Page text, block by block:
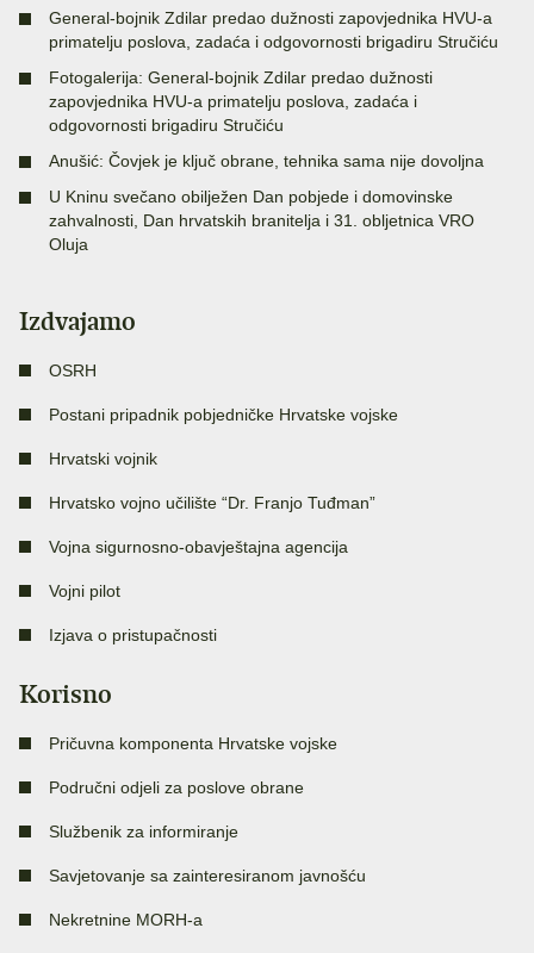
General-bojnik Zdilar predao dužnosti zapovjednika HVU-a
primatelju poslova, zadaća i odgovornosti brigadiru Stručiću
Fotogalerija: General-bojnik Zdilar predao dužnosti
zapovjednika HVU-a primatelju poslova, zadaća i
odgovornosti brigadiru Stručiću
Anušić: Čovjek je ključ obrane, tehnika sama nije dovoljna
U Kninu svečano obilježen Dan pobjede i domovinske
zahvalnosti, Dan hrvatskih branitelja i 31. obljetnica VRO
Oluja
Izdvajamo
OSRH
Postani pripadnik pobjedničke Hrvatske vojske
Hrvatski vojnik
Hrvatsko vojno učilište “Dr. Franjo Tuđman”
Vojna sigurnosno-obavještajna agencija
Vojni pilot
Izjava o pristupačnosti
Korisno
Pričuvna komponenta Hrvatske vojske
Područni odjeli za poslove obrane
Službenik za informiranje
Savjetovanje sa zainteresiranom javnošću
Nekretnine MORH-a